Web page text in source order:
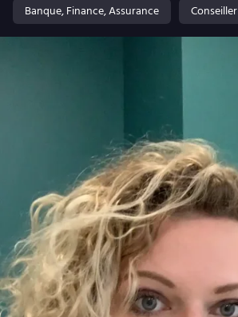
Banque, Finance, Assurance Conseiller